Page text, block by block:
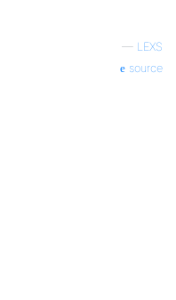
— LEXS
source